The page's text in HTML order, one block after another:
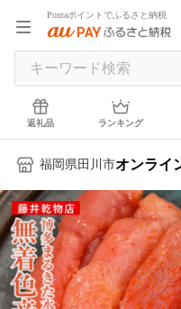
Pontaポイントでふるさと納税
返礼品 ランキング
福岡県田川市オンライ